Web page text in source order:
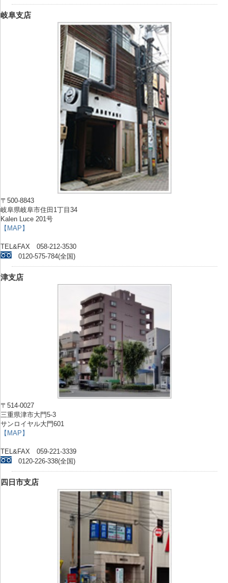
岐阜支店
〒500-8843
岐阜県岐阜市住田1丁目34
Kalen Luce 201号
【MAP】
TEL&FAX 058-212-3530
0120-575-784(全国)
津支店
〒514-0027
三重県津市大門5-3
サンロイヤル大門601
【MAP】
TEL&FAX 059-221-3339
0120-226-338(全国)
四日市支店